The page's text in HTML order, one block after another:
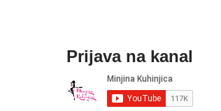
Prijava na kanal